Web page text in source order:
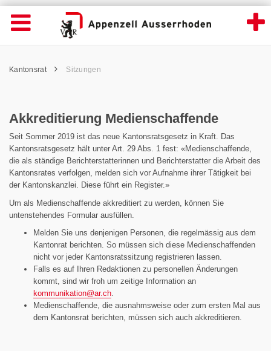
Akkreditierung Medienschaffende -
Wichtige
Seiten
Home
Inhalt
Navigation öffnen
Inhalt
Pfadnavigation
Kantonsrat Sitzungen
Akkreditierung Medienschaffende
Seit Sommer 2019 ist das neue Kantonsratsgesetz in Kraft. Das
Kantonsratsgesetz hält unter Art. 29 Abs. 1 fest: «Medienschaffende,
die als ständige Berichterstatterinnen und Berichterstatter die Arbeit des
Kantonsrates verfolgen, melden sich vor Aufnahme ihrer Tätigkeit bei
der Kantonskanzlei. Diese führt ein Register.»
Um als Medienschaffende akkreditiert zu werden, können Sie
untenstehendes Formular ausfüllen.
Melden Sie uns denjenigen Personen, die regelmässig aus dem
Kantonrat berichten. So müssen sich diese Medienschaffenden
nicht vor jeder Kantonsratssitzung registrieren lassen.
Falls es auf Ihren Redaktionen zu personellen Änderungen
kommt, sind wir froh um zeitige Information an
kommunikation@ar.ch.
Medienschaffende, die ausnahmsweise oder zum ersten Mal aus
dem Kantonsrat berichten, müssen sich auch akkreditieren.